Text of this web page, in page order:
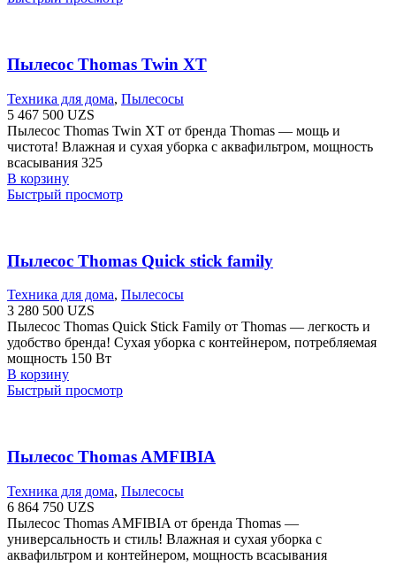
Пылесос Thomas Twin XT
Техника для дома, Пылесосы
5 467 500 UZS
Пылесос Thomas Twin XT от бренда Thomas — мощь и
чистота! Влажная и сухая уборка с аквафильтром, мощность
всасывания 325
В корзину
Быстрый просмотр
Пылесос Thomas Quick stick family
Техника для дома, Пылесосы
3 280 500 UZS
Пылесос Thomas Quick Stick Family от Thomas — легкость и
удобство бренда! Сухая уборка с контейнером, потребляемая
мощность 150 Вт
В корзину
Быстрый просмотр
Пылесос Thomas AMFIBIA
Техника для дома, Пылесосы
6 864 750 UZS
Пылесос Thomas AMFIBIA от бренда Thomas —
универсальность и стиль! Влажная и сухая уборка с
аквафильтром и контейнером, мощность всасывания